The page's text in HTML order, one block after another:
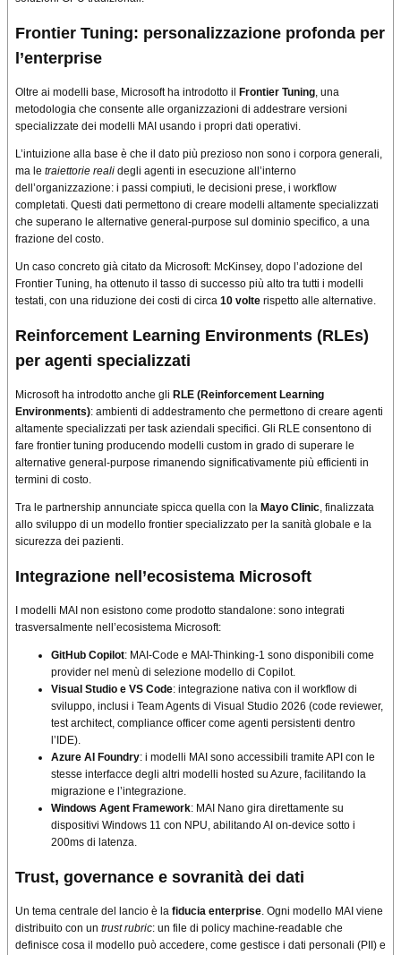
Frontier Tuning: personalizzazione profonda per
l’enterprise
Oltre ai modelli base, Microsoft ha introdotto il Frontier Tuning, una
metodologia che consente alle organizzazioni di addestrare versioni
specializzate dei modelli MAI usando i propri dati operativi.
L’intuizione alla base è che il dato più prezioso non sono i corpora generali,
ma le traiettorie reali degli agenti in esecuzione all’interno
dell’organizzazione: i passi compiuti, le decisioni prese, i workflow
completati. Questi dati permettono di creare modelli altamente specializzati
che superano le alternative general-purpose sul dominio specifico, a una
frazione del costo.
Un caso concreto già citato da Microsoft: McKinsey, dopo l’adozione del
Frontier Tuning, ha ottenuto il tasso di successo più alto tra tutti i modelli
testati, con una riduzione dei costi di circa 10 volte rispetto alle alternative.
Reinforcement Learning Environments (RLEs)
per agenti specializzati
Microsoft ha introdotto anche gli RLE (Reinforcement Learning
Environments): ambienti di addestramento che permettono di creare agenti
altamente specializzati per task aziendali specifici. Gli RLE consentono di
fare frontier tuning producendo modelli custom in grado di superare le
alternative general-purpose rimanendo significativamente più efficienti in
termini di costo.
Tra le partnership annunciate spicca quella con la Mayo Clinic, finalizzata
allo sviluppo di un modello frontier specializzato per la sanità globale e la
sicurezza dei pazienti.
Integrazione nell’ecosistema Microsoft
I modelli MAI non esistono come prodotto standalone: sono integrati
trasversalmente nell’ecosistema Microsoft:
GitHub Copilot: MAI-Code e MAI-Thinking-1 sono disponibili come
provider nel menù di selezione modello di Copilot.
Visual Studio e VS Code: integrazione nativa con il workflow di
sviluppo, inclusi i Team Agents di Visual Studio 2026 (code reviewer,
test architect, compliance officer come agenti persistenti dentro
l’IDE).
Azure AI Foundry: i modelli MAI sono accessibili tramite API con le
stesse interfacce degli altri modelli hosted su Azure, facilitando la
migrazione e l’integrazione.
Windows Agent Framework: MAI Nano gira direttamente su
dispositivi Windows 11 con NPU, abilitando AI on-device sotto i
200ms di latenza.
Trust, governance e sovranità dei dati
Un tema centrale del lancio è la fiducia enterprise . Ogni modello MAI viene
distribuito con un trust rubric: un file di policy machine-readable che
definisce cosa il modello può accedere, come gestisce i dati personali (PII) e